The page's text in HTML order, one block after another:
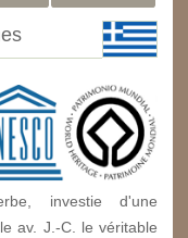
investie d'une
av. J.-C. le véritable